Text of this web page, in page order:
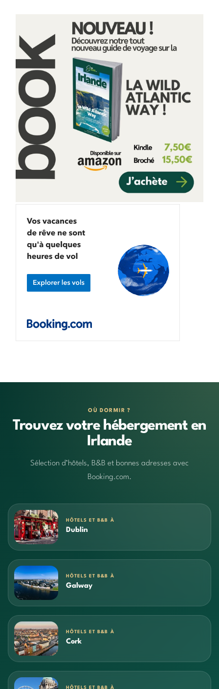
OÙ DORMIR ?
Trouvez votre hébergement en
Irlande
Sélection d’hôtels, B&B et bonnes adresses avec
Booking.com.
HÔTELS ET B&B À
Dublin
HÔTELS ET B&B À
Galway
HÔTELS ET B&B À
Cork
HÔTELS ET B&B À